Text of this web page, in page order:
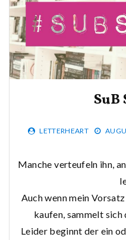
SuB
LETTERHEART
Manche verteufeln ihn,
Auch wenn mein
kaufen, sammelt sich
Leider beginnt der ein